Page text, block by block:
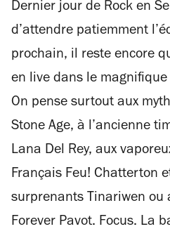
Dernier jour de Rock en
d’attendre patiemment
prochain, il reste encore
en live dans le
On pense surtout aux
Stone Age, à l’ancienne
Lana Del Rey, aux
Français Feu! Chatterton
surprenants Tinariwen ou
Forever Pavot. Focus. La